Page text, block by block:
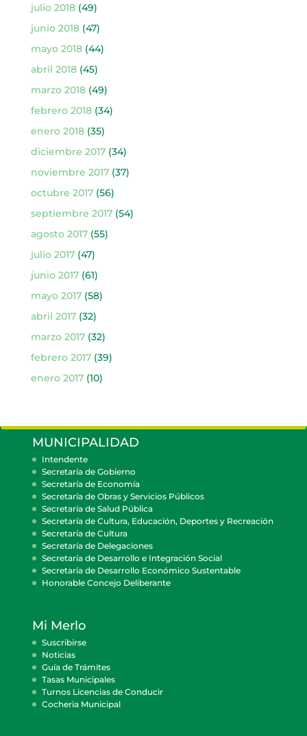
julio 2018(49)
junio 2018(47)
mayo 2018(44)
abril 2018(45)
marzo 2018(49)
febrero 2018(34)
enero 2018(35)
diciembre 2017(34)
noviembre 2017(37)
octubre 2017(56)
septiembre 2017(54)
agosto 2017(55)
julio 2017(47)
junio 2017(61)
mayo 2017(58)
abril 2017(32)
marzo 2017(32)
febrero 2017(39)
enero 2017(10)
MUNICIPALIDAD
Intendente
Secretaría de Gobierno
Secretaría de Economía
Secretaría de Obras y Servicios Públicos
Secretaría de Salud Pública
Secretaría de Cultura, Educación, Deportes y Recreación
Secretaría de Cultura
Secretaría de Delegaciones
Secretaría de Desarrollo e Integración Social
Secretaría de Desarrollo Económico Sustentable
Honorable Concejo Deliberante
Mi Merlo
Suscribirse
Noticias
Guía de Trámites
Tasas Municipales
Turnos Licencias de Conducir
Cocheria Municipal